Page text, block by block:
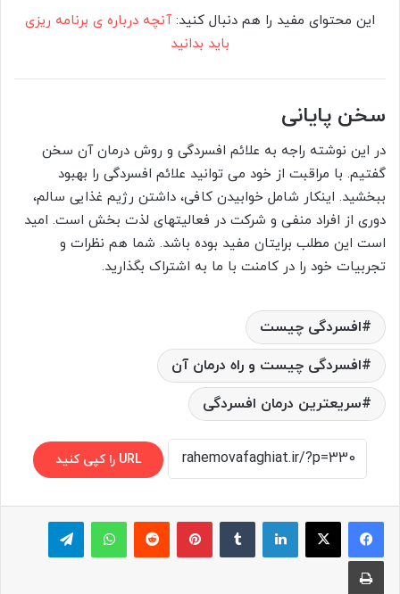
این محتوای مفید را هم دنبال کنید:آنچه درباره ی برنامه ریزی
باید بدانید
سخن پایانی
در این نوشته راجه به علائم افسردگی و روش درمان آن سخن
گفتیم. با مراقبت از خود می توانید علائم افسردگی را بهبود
ببخشید. اینکار شامل خوابیدن کافی، داشتن رژیم غذایی سالم،
دوری از افراد منفی و شرکت در فعالیتهای لذت بخش است. امید
است این مطلب برایتان مفید بوده باشد. شما هم نظرات و
تجربیات خود را در کامنت با ما به اشتراک بگذارید.
افسردگی چیست
افسردگی چیست و راه درمان آن
سریعترین درمان افسردگی
URL را کپی کنید
لینکدین ‫تامبلر پینترست‫رددیت واتس آپ تلگرام
چاپ